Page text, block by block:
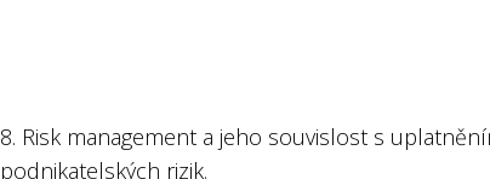
8. Risk management a jeho souvislost s
podnikatelských rizik.